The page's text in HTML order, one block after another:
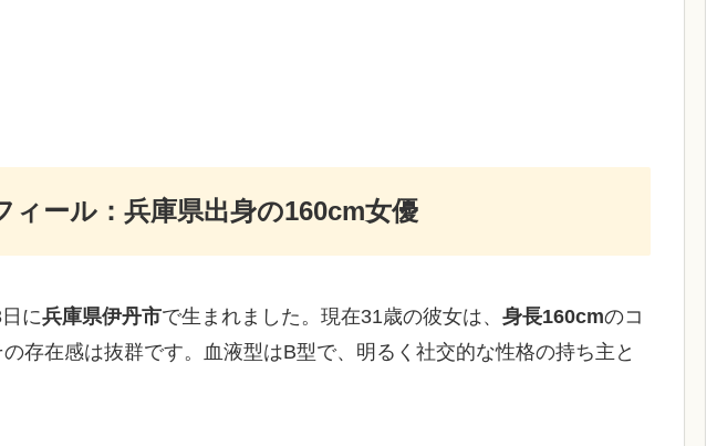
ィール：兵庫県出身の160cm女優
に兵庫県伊丹市で生まれました。現在31歳の彼女は、 身長160cmのコ
存在感は抜群です。血液型はB型で、明るく社交的な性格の持ち主と